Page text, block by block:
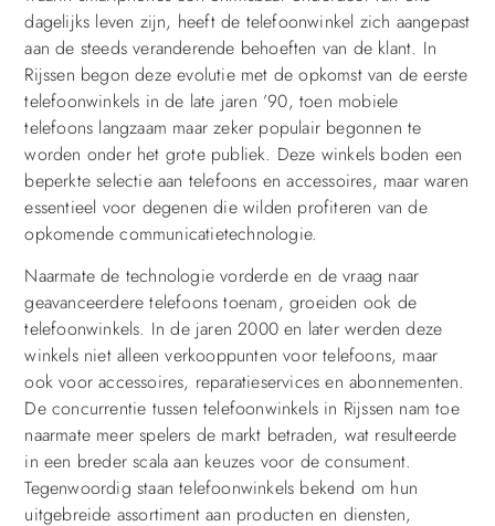
dagelijks leven zijn, heeft de telefoonwinkel zich aangepast
aan de steeds veranderende behoeften van de klant. In
Rijssen begon deze evolutie met de opkomst van de eerste
telefoonwinkels in de late jaren ’90, toen mobiele
telefoons langzaam maar zeker populair begonnen te
worden onder het grote publiek. Deze winkels boden een
beperkte selectie aan telefoons en accessoires, maar waren
essentieel voor degenen die wilden profiteren van de
opkomende communicatietechnologie.
Naarmate de technologie vorderde en de vraag naar
geavanceerdere telefoons toenam, groeiden ook de
telefoonwinkels. In de jaren 2000 en later werden deze
winkels niet alleen verkooppunten voor telefoons, maar
ook voor accessoires, reparatieservices en abonnementen.
De concurrentie tussen telefoonwinkels in Rijssen nam toe
naarmate meer spelers de markt betraden, wat resulteerde
in een breder scala aan keuzes voor de consument.
Tegenwoordig staan telefoonwinkels bekend om hun
uitgebreide assortiment aan producten en diensten,